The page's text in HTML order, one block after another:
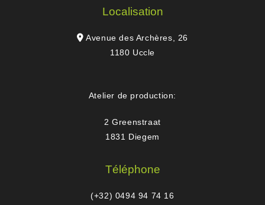
Localisation
Avenue des Archères, 26
1180 Uccle
Atelier de production:
2 Greenstraat
1831 Diegem
Téléphone
(+32) 0494 94 74 16